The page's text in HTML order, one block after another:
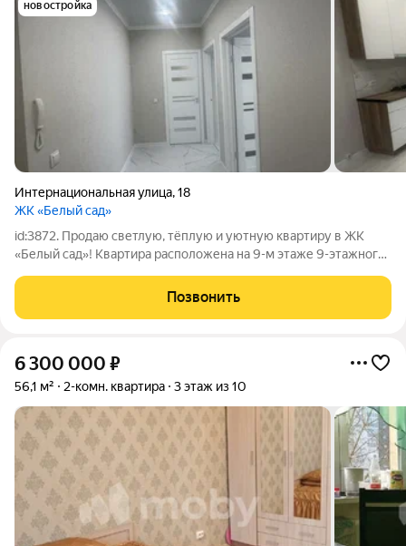
новостройка
Интернациональная улица,18
ЖК «Белый сад»
id:3872. Продаю светлую, тёплую и уютную квартиру в ЖК
«Белый сад»! Квартира расположена на 9-м этаже 9-этажного
встроенный кухонный
Позвонить
6 300 000 ₽
56,1 м² 2-комн. квартира 3 этаж из 10